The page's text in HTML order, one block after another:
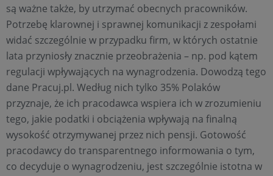
są ważne także, by utrzymać obecnych pracowników.
Potrzebę klarownej i sprawnej komunikacji z zespołami
widać szczególnie w przypadku firm, w których ostatnie
lata przyniosły znacznie przeobrażenia – np. pod kątem
regulacji wpływających na wynagrodzenia. Dowodzą tego
dane Pracuj.pl. Według nich tylko 35% Polaków
przyznaje, że ich pracodawca wspiera ich w zrozumieniu
tego, jakie podatki i obciążenia wpływają na finalną
wysokość otrzymywanej przez nich pensji. Gotowość
pracodawcy do transparentnego informowania o tym,
co decyduje o wynagrodzeniu, jest szczególnie istotna w